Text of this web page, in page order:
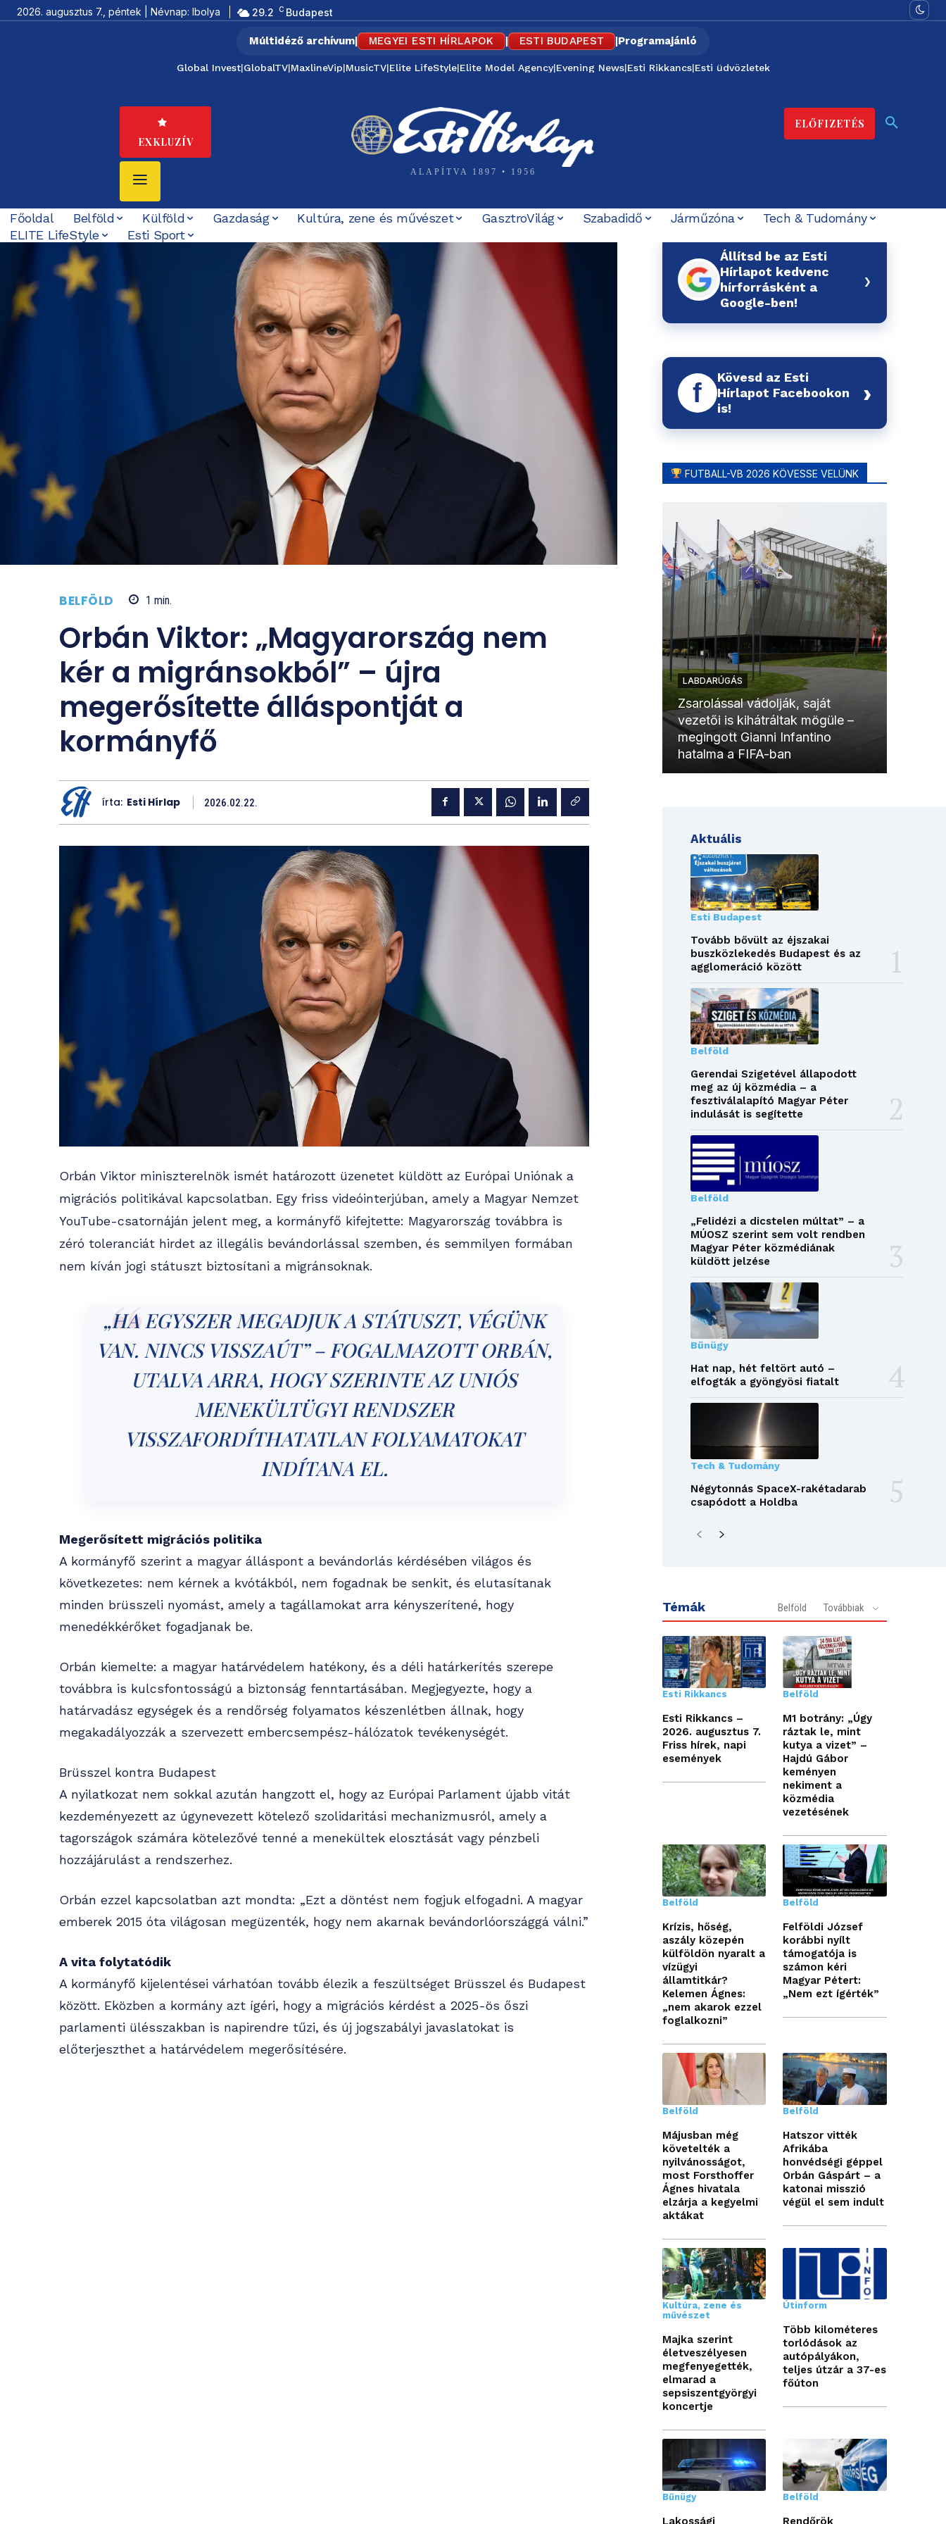
2026. augusztus 7., péntek | Névnap: Ibolya 29.2 C Budapest
Múltidéző archívum| MEGYEI ESTI HÍRLAPOK | ESTI BUDAPEST |Programajánló
Global Invest|GlobalTV|MaxlineVip|MusicTV|Elite LifeStyle|Elite Model Agency|Evening News|Esti Rikkancs|Esti üdvözletek
EXKLUZÍV
ALAPÍTVA 1897 • 1956
ELŐFIZETÉS
Főoldal Belföld Külföld Gazdaság Kultúra, zene és művészet GasztroVilág Szabadidő Járműzóna
Tech & Tudomány
ELITE LifeStyle
Esti Sport
BELFÖLD 1 min.
Orbán Viktor: „Magyarország nem
kér a migránsokból” – újra
megerősítette álláspontját a
kormányfő
írta: Esti Hírlap 2026.02.22.
Orbán Viktor miniszterelnök ismét határozott üzenetet küldött az Európai Uniónak a
migrációs politikával kapcsolatban. Egy friss videóinterjúban, amely a Magyar Nemzet
YouTube-csatornáján jelent meg, a kormányfő kifejtette: Magyarország továbbra is
zéró toleranciát hirdet az illegális bevándorlással szemben, és semmilyen formában
nem kíván jogi státuszt biztosítani a migránsoknak.
„HA EGYSZER MEGADJUK A STÁTUSZT, VÉGÜNK
VAN. NINCS VISSZAÚT” – FOGALMAZOTT ORBÁN,
UTALVA ARRA, HOGY SZERINTE AZ UNIÓS
MENEKÜLTÜGYI RENDSZER
VISSZAFORDÍTHATATLAN FOLYAMATOKAT
INDÍTANA EL.
Megerősített migrációs politika
A kormányfő szerint a magyar álláspont a bevándorlás kérdésében világos és
következetes: nem kérnek a kvótákból, nem fogadnak be senkit, és elutasítanak
minden brüsszeli nyomást, amely a tagállamokat arra kényszerítené, hogy
menedékkérőket fogadjanak be.
Orbán kiemelte: a magyar határvédelem hatékony, és a déli határkerítés szerepe
továbbra is kulcsfontosságú a biztonság fenntartásában. Megjegyezte, hogy a
határvadász egységek és a rendőrség folyamatos készenlétben állnak, hogy
megakadályozzák a szervezett embercsempész-hálózatok tevékenységét.
Brüsszel kontra Budapest
A nyilatkozat nem sokkal azután hangzott el, hogy az Európai Parlament újabb vitát
kezdeményezett az úgynevezett kötelező szolidaritási mechanizmusról, amely a
tagországok számára kötelezővé tenné a menekültek elosztását vagy pénzbeli
hozzájárulást a rendszerhez.
Orbán ezzel kapcsolatban azt mondta: „Ezt a döntést nem fogjuk elfogadni. A magyar
emberek 2015 óta világosan megüzenték, hogy nem akarnak bevándorlóországgá válni.”
A vita folytatódik
A kormányfő kijelentései várhatóan tovább élezik a feszültséget Brüsszel és Budapest
között. Eközben a kormány azt ígéri, hogy a migrációs kérdést a 2025-ös őszi
parlamenti ülésszakban is napirendre tűzi, és új jogszabályi javaslatokat is
előterjeszthet a határvédelem megerősítésére.
Állítsd be az Esti
Hírlapot kedvenc
hírforrásként a
Google-ben!
›
f
Kövesd az Esti
Hírlapot Facebookon
is!
›
FUTBALL-VB 2026 KÖVESSE VELÜNK
LABDARÚGÁS
Zsarolással vádolják, saját
vezetői is kihátráltak mögüle –
megingott Gianni Infantino
hatalma a FIFA-ban
Aktuális
Esti Budapest
Tovább bővült az éjszakai
buszközlekedés Budapest és az
agglomeráció között
Belföld
Gerendai Szigetével állapodott
meg az új közmédia – a
fesztiválalapító Magyar Péter
indulását is segítette
Belföld
„Felidézi a dicstelen múltat” – a
MÚOSZ szerint sem volt rendben
Magyar Péter közmédiának
küldött jelzése
Bűnügy
Hat nap, hét feltört autó –
elfogták a gyöngyösi fiatalt
Tech & Tudomány
Négytonnás SpaceX-rakétadarab
csapódott a Holdba
Témák Belföld Továbbiak
Esti Rikkancs
Esti Rikkancs –
2026. augusztus 7.
Friss hírek, napi
események
Belföld
M1 botrány: „Úgy
ráztak le, mint
kutya a vizet” –
Hajdú Gábor
keményen
nekiment a
közmédia
vezetésének
Belföld
Krízis, hőség,
aszály közepén
külföldön nyaralt a
vízügyi
államtitkár?
Kelemen Ágnes:
„nem akarok ezzel
foglalkozni”
Belföld
Felföldi József
korábbi nyílt
támogatója is
számon kéri
Magyar Pétert:
„Nem ezt ígérték”
Belföld
Májusban még
követelték a
nyilvánosságot,
most Forsthoffer
Ágnes hivatala
elzárja a kegyelmi
aktákat
Belföld
Hatszor vitték
Afrikába
honvédségi géppel
Orbán Gáspárt – a
katonai misszió
végül el sem indult
Kultúra, zene és
művészet
Majka szerint
életveszélyesen
megfenyegették,
elmarad a
sepsiszentgyörgyi
koncertje
Útinform
Több kilométeres
torlódások az
autópályákon,
teljes útzár a 37-es
főúton
Bűnügy
Lakossági
Belföld
Rendőrök